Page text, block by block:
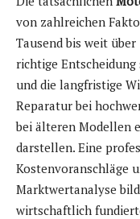
von zahlreichen
Tausend bis weit
richtige Entscheidung
und die langfristige
Reparatur bei
bei älteren Modellen
darstellen. Eine
Kostenvoranschläge
Marktwertanalyse
wirtschaftlich